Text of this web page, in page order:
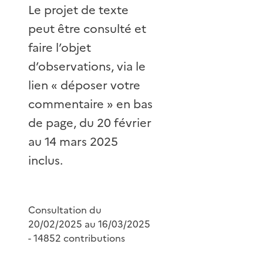
Le projet de texte
peut être consulté et
faire l’objet
d’observations, via le
lien « déposer votre
commentaire » en bas
de page, du 20 février
au 14 mars 2025
inclus.
Consultation du
20/02/2025 au 16/03/2025
- 14852 contributions